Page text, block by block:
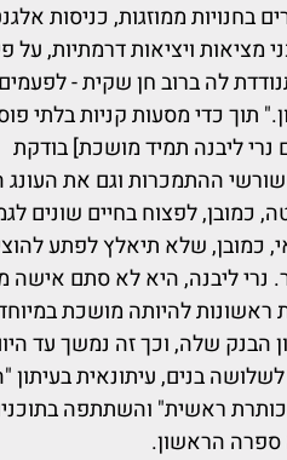
בחנויות ממוזגות, כניסות
מציאות ויציאות דרמתיות, על
לה ברוב חן שקית -
תוך כדי מסעות קניות בלתי
ליבנה תמיד מושכת] בודקת
ההתמכרות וגם את העונג
כמובן, לפצוח בחיים שונים
כמובן, שלא תיאלץ לפתע
נרי ליבנה, היא לא סתם אישה
להיותה מושכת
הבנק שלה, וכך זה נמשך עד
בנים, עיתונאית בעיתון
ראשית" והשתתפה
ספרה הראשון.